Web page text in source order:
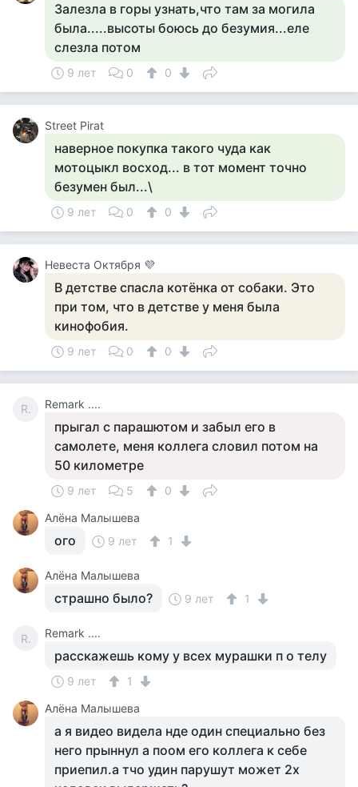
Залезла в горы узнать,что там за могила
была.....высоты боюсь до безумия...еле
слезла потом
9 лет 0 0
Street Pirat
наверное покупка такого чуда как
мотоцыкл восход... в тот момент точно
безумен был...\
9 лет 0 0
Невеста Октября 💜
В детстве спасла котёнка от собаки. Это
при том, что в детстве у меня была
кинофобия.
9 лет 0 0
R. Remark ....
прыгал с парашютом и забыл его в
самолете, меня коллега словил потом на
50 километре
9 лет 5
0
Алёна Малышева
ого 9 лет 1
Алёна Малышева
страшно было? 9 лет 1
R. Remark ....
расскажешь кому у всех мурашки п о телу
9 лет
1
Алёна Малышева
а я видео видела нде один специально без
него прыннул а поом его коллега к себе
приепил.а тчо удин парушут может 2х